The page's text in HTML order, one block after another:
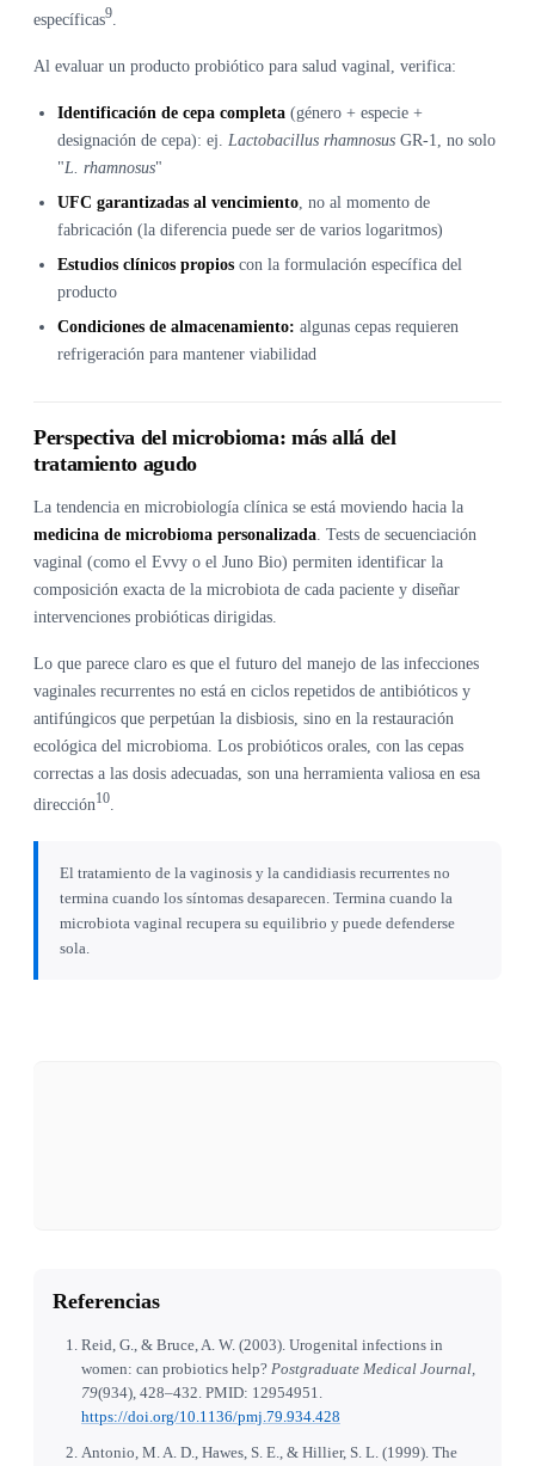
específicas9
Al evaluar un producto probiótico para salud vaginal, verifica:
Identificación de cepa completa (género + especie +
designación de cepa): ej. Lactobacillus rhamnosus GR-1, no solo
"L. rhamnosus"
UFC garantizadas al vencimiento , no al momento de
fabricación (la diferencia puede ser de varios logaritmos)
Estudios clínicos propios con la formulación específica del
producto
Condiciones de almacenamiento: algunas cepas requieren
refrigeración para mantener viabilidad
Perspectiva del microbioma: más allá del
tratamiento agudo
La tendencia en microbiología clínica se está moviendo hacia la
medicina de microbioma personalizada . Tests de secuenciación
vaginal (como el Evvy o el Juno Bio) permiten identificar la
composición exacta de la microbiota de cada paciente y diseñar
intervenciones probióticas dirigidas.
Lo que parece claro es que el futuro del manejo de las infecciones
vaginales recurrentes no está en ciclos repetidos de antibióticos y
antifúngicos que perpetúan la disbiosis, sino en la restauración
ecológica del microbioma. Los probióticos orales, con las cepas
correctas a las dosis adecuadas, son una herramienta valiosa en esa
dirección10
El tratamiento de la vaginosis y la candidiasis recurrentes no
termina cuando los síntomas desaparecen. Termina cuando la
microbiota vaginal recupera su equilibrio y puede defenderse
sola.
Referencias
Reid, G., & Bruce, A. W. (2003). Urogenital infections in
women: can probiotics help? Postgraduate Medical Journal,
79(934), 428–432. PMID: 12954951.
https://doi.org/10.1136/pmj.79.934.428
Antonio, M. A. D., Hawes, S. E., & Hillier, S. L. (1999). The